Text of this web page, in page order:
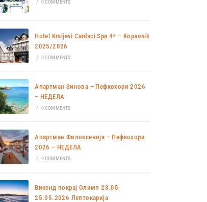
/ 0 COMMENTS
Hotel Kraljevi Cardaci Spa 4* – Kopaonik
2025/2026
/ 0 COMMENTS
Апартман Зинова – Пефкохори 2026
– НЕДЕЛА
/ 0 COMMENTS
Апартман Филоксенија – Пефкохори
2026 – НЕДЕЛА
/ 0 COMMENTS
Викенд покрај Олимп 23.05-
25.05.2026 Лептокарија